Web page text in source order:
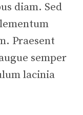
diam. Sed
Praesent
semper
lacinia